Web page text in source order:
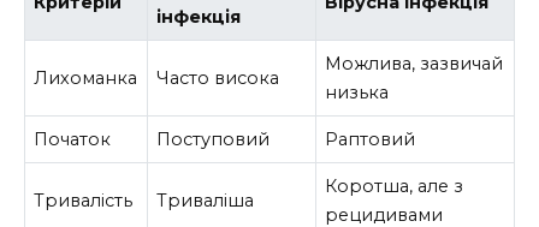
інфекція
Лихоманка Часто висока
Можлива, зазвичай
низька
Початок Поступовий Раптовий
Тривалість Триваліша
Коротша, але з
рецидивами